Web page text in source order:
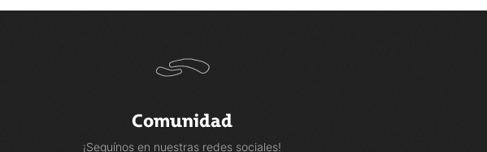
Comunidad
¡Seguínos en nuestras redes sociales!